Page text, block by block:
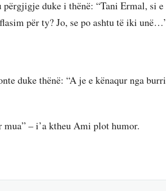
duke i thënë: “Tani Ermal, si e
për ty? Jo, se po ashtu të iki
duke thënë: “A je e kënaqur nga
mua” – i’a ktheu Ami plot humor.